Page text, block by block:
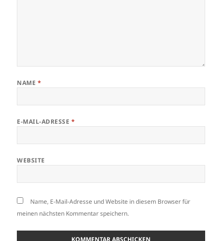
NAME *
E-MAIL-ADRESSE *
WEBSITE
Name, E-Mail-Adresse und Website in diesem Browser für
meinen nächsten Kommentar speichern.